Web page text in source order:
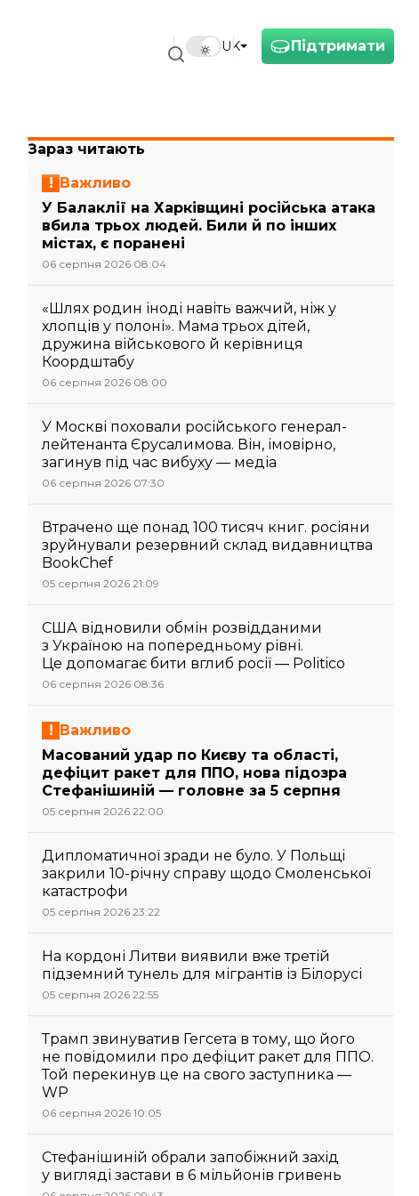
Підтримати
UK
Зараз читають
Важливо
У Балаклії на Харківщині російська атака
вбила трьох людей. Били й по інших
містах, є поранені
06 серпня 2026 08:04
«Шлях родин іноді навіть важчий, ніж у
хлопців у полоні». Мама трьох дітей,
дружина військового й керівниця
Коордштабу
06 серпня 2026 08:00
У Москві поховали російського генерал-
лейтенанта Єрусалимова. Він, імовірно,
загинув під час вибуху — медіа
06 серпня 2026 07:30
Втрачено ще понад 100 тисяч книг. росіяни
зруйнували резервний склад видавництва
BookChef
05 серпня 2026 21:09
США відновили обмін розвідданими
з Україною на попередньому рівні.
Це допомагає бити вглиб росії — Politico
06 серпня 2026 08:36
Важливо
Масований удар по Києву та області,
дефіцит ракет для ППО, нова підозра
Стефанішиній — головне за 5 серпня
05 серпня 2026 22:00
Дипломатичної зради не було. У Польщі
закрили 10-річну справу щодо Смоленської
катастрофи
05 серпня 2026 23:22
На кордоні Литви виявили вже третій
підземний тунель для мігрантів із Білорусі
05 серпня 2026 22:55
Трамп звинуватив Гегсета в тому, що його
не повідомили про дефіцит ракет для ППО.
Той перекинув це на свого заступника —
WP
06 серпня 2026 10:05
Стефанішиній обрали запобіжний захід
у вигляді застави в 6 мільйонів гривень